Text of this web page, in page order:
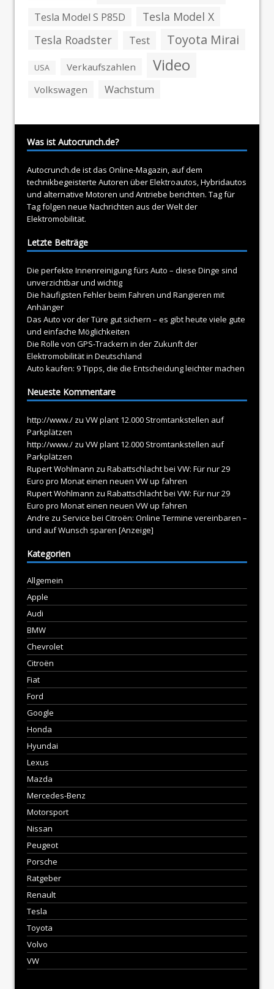
Tesla Model S P85D
Tesla Model X
Tesla Roadster
Test Toyota Mirai
USA Verkaufszahlen Video
Volkswagen Wachstum
Was ist Autocrunch.de?
Autocrunch.de ist das Online-Magazin, auf dem
technikbegeisterte Autoren überElektroautos, Hybridautos
und alternative Motoren und Antriebe berichten. Tag für
Tag folgen neue Nachrichten aus der Welt der
Elektromobilität.
Letzte Beiträge
Die perfekte Innenreinigung fürs Auto – diese Dinge sind
unverzichtbar und wichtig
Die häufigsten Fehler beim Fahren und Rangieren mit
Anhänger
Das Auto vor der Türe gut sichern – es gibt heute viele gute
und einfache Möglichkeiten
Die Rolle von GPS-Trackern in der Zukunft der
Elektromobilität in Deutschland
Auto kaufen: 9 Tipps, die die Entscheidung leichter machen
Neueste Kommentare
http://www./ zu VW plant 12.000 Stromtankstellen auf
Parkplätzen
http://www./ zu VW plant 12.000 Stromtankstellen auf
Parkplätzen
Rupert Wohlmann zu Rabattschlacht bei VW: Für nur 29
Euro pro Monat einen neuen VW up fahren
Rupert Wohlmann zu Rabattschlacht bei VW: Für nur 29
Euro pro Monat einen neuen VW up fahren
Andre zu Service bei Citroën: Online Termine vereinbaren –
und auf Wunsch sparen [Anzeige]
Kategorien
Allgemein
Apple
Audi
BMW
Chevrolet
Citroën
Fiat
Ford
Google
Honda
Hyundai
Lexus
Mazda
Mercedes-Benz
Motorsport
Nissan
Peugeot
Porsche
Ratgeber
Renault
Tesla
Toyota
Volvo
VW